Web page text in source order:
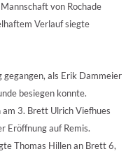
von Rochade
Verlauf siegte
als Erik Dammeier
besiegen konnte.
am 3. Brett Ulrich Viefhues
Eröffnung auf Remis.
Thomas Hillen an Brett 6,